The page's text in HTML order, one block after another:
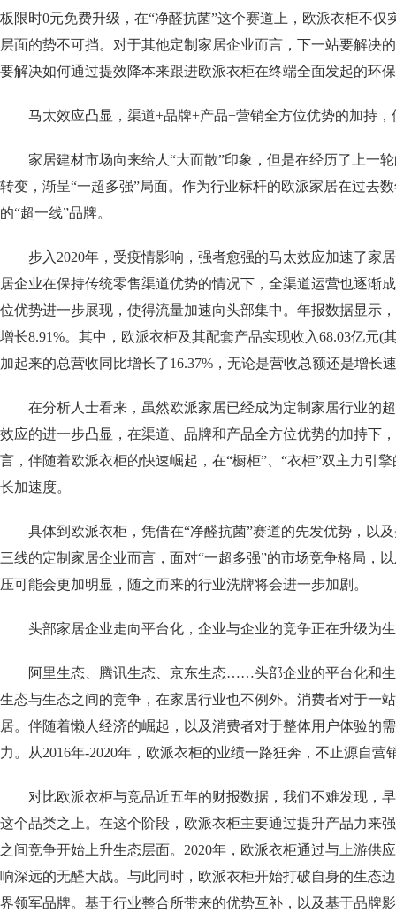
板限时0元免费升级，在“净醛抗菌”这个赛道上，欧派衣柜不
层面的势不可挡。对于其他定制家居企业而言，下一站要解决
要解决如何通过提效降本来跟进欧派衣柜在终端全面发起的环
马太效应凸显，渠道+品牌+产品+营销全方位优势的加持，
家居建材市场向来给人“大而散”印象，但是在经历了上一
转变，渐呈“一超多强”局面。作为行业标杆的欧派家居在过去
的“超一线”品牌。
步入2020年，受疫情影响，强者愈强的马太效应加速了家
居企业在保持传统零售渠道优势的情况下，全渠道运营也逐渐
位优势进一步展现，使得流量加速向头部集中。年报数据显示
增长8.91%。其中，欧派衣柜及其配套产品实现收入68.03亿元(
加起来的总营收同比增长了16.37%，无论是营收总额还是增长
在分析人士看来，虽然欧派家居已经成为定制家居行业的
效应的进一步凸显，在渠道、品牌和产品全方位优势的加持下
言，伴随着欧派衣柜的快速崛起，在“橱柜”、“衣柜”双主力引
长加速度。
具体到欧派衣柜，凭借在“净醛抗菌”赛道的先发优势，以
三线的定制家居企业而言，面对“一超多强”的市场竞争格局，
压可能会更加明显，随之而来的行业洗牌将会进一步加剧。
头部家居企业走向平台化，企业与企业的竞争正在升级为
阿里生态、腾讯生态、京东生态……头部企业的平台化和生
生态与生态之间的竞争，在家居行业也不例外。消费者对于一
居。伴随着懒人经济的崛起，以及消费者对于整体用户体验的
力。从2016年-2020年，欧派衣柜的业绩一路狂奔，不止源自
对比欧派衣柜与竞品近五年的财报数据，我们不难发现，
这个品类之上。在这个阶段，欧派衣柜主要通过提升产品力来
之间竞争开始上升生态层面。2020年，欧派衣柜通过与上游供
响深远的无醛大战。与此同时，欧派衣柜开始打破自身的生态
界领军品牌。基于行业整合所带来的优势互补，以及基于品牌